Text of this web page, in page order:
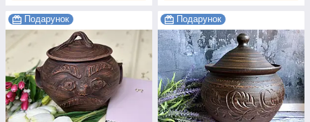
Подарунок Подарунок